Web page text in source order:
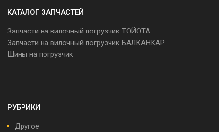
КАТАЛОГ ЗАПЧАСТЕЙ
Запчасти на вилочный погрузчик ТОЙОТА
Запчасти на вилочный погрузчик БАЛКАНКАР
Шины на погрузчик
РУБРИКИ
Другое